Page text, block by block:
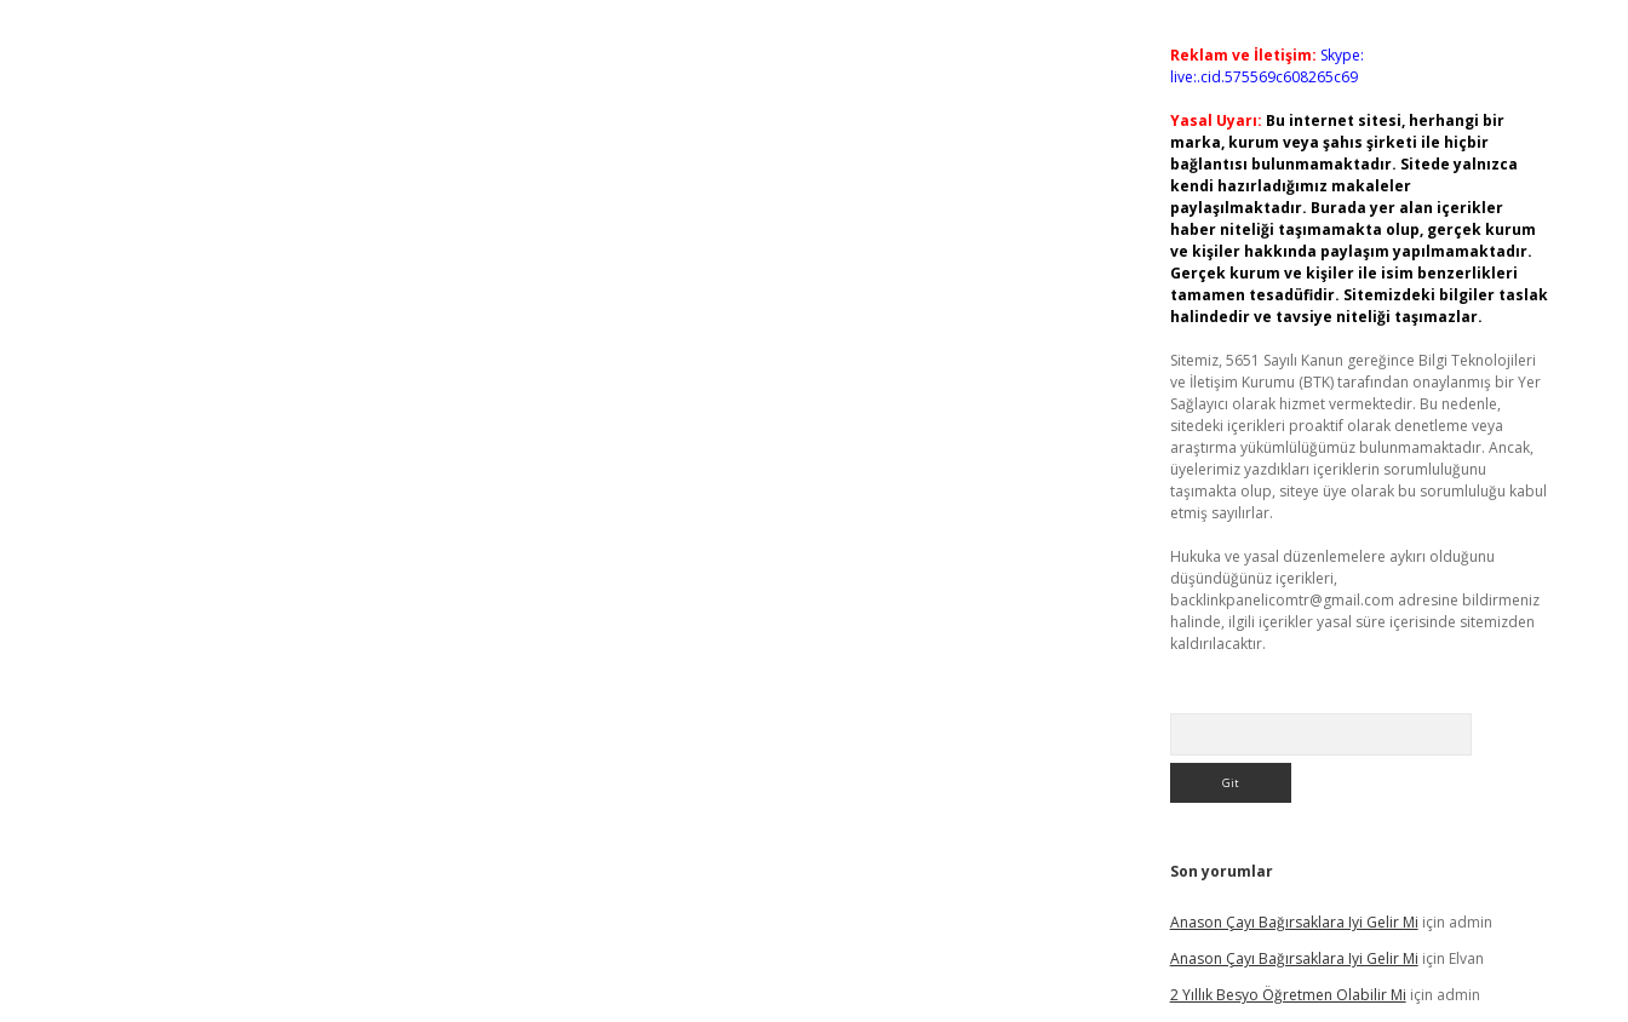
Reklam ve İletişim: Skype:
live:.cid.575569c608265c69
Yasal Uyarı: Bu internet sitesi, herhangi bir
marka, kurum veya şahıs şirketi ile hiçbir
bağlantısı bulunmamaktadır. Sitede yalnızca
kendi hazırladığımız makaleler
paylaşılmaktadır. Burada yer alan içerikler
haber niteliği taşımamakta olup, gerçek kurum
ve kişiler hakkında paylaşım yapılmamaktadır.
Gerçek kurum ve kişiler ile isim benzerlikleri
tamamen tesadüfidir. Sitemizdeki bilgiler taslak
halindedir ve tavsiye niteliği taşımazlar.
Sitemiz, 5651 Sayılı Kanun gereğince Bilgi Teknolojileri
ve İletişim Kurumu (BTK) tarafından onaylanmış bir Yer
Sağlayıcı olarak hizmet vermektedir. Bu nedenle,
sitedeki içerikleri proaktif olarak denetleme veya
araştırma yükümlülüğümüz bulunmamaktadır. Ancak,
üyelerimiz yazdıkları içeriklerin sorumluluğunu
taşımakta olup, siteye üye olarak bu sorumluluğu kabul
etmiş sayılırlar.
Hukuka ve yasal düzenlemelere aykırı olduğunu
düşündüğünüz içerikleri,
backlinkpanelicomtr@gmail.com adresine bildirmeniz
halinde, ilgili içerikler yasal süre içerisinde sitemizden
kaldırılacaktır.
Son yorumlar
Anason Çayı Bağırsaklara Iyi Gelir Mi için admin
Anason Çayı Bağırsaklara Iyi Gelir Mi için Elvan
2 Yıllık Besyo Öğretmen Olabilir Mi için admin